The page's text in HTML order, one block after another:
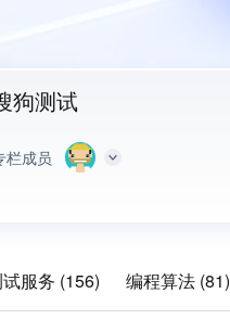
狗测试
栏成员
服务 (156)
编程算法 (81)